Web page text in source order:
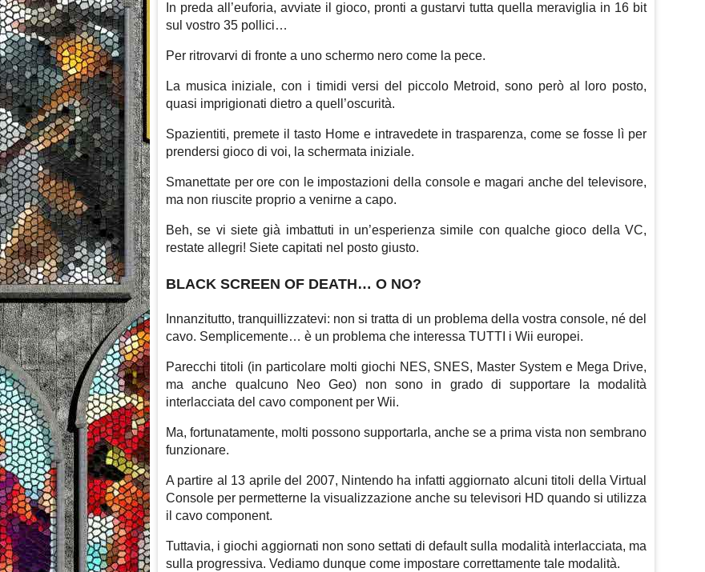
In preda all’euforia, avviate il gioco, pronti a gustarvi tutta quella meraviglia in 16 bit
sul vostro 35 pollici…
Per ritrovarvi di fronte a uno schermo nero come la pece.
La musica iniziale, con i timidi versi del piccolo Metroid, sono però al loro posto,
quasi imprigionati dietro a quell’oscurità.
Spazientiti, premete il tasto Home e intravedete in trasparenza, come se fosse lì per
prendersi gioco di voi, la schermata iniziale.
Smanettate per ore con le impostazioni della console e magari anche del televisore,
ma non riuscite proprio a venirne a capo.
Beh, se vi siete già imbattuti in un’esperienza simile con qualche gioco della VC,
restate allegri! Siete capitati nel posto giusto.
BLACK SCREEN OF DEATH… O NO?
Innanzitutto, tranquillizzatevi: non si tratta di un problema della vostra console, né del
cavo. Semplicemente… è un problema che interessa TUTTI i Wii europei.
Parecchi titoli (in particolare molti giochi NES, SNES, Master System e Mega Drive,
ma anche qualcuno Neo Geo) non sono in grado di supportare la modalità
interlacciata del cavo component per Wii.
Ma, fortunatamente, molti possono supportarla, anche se a prima vista non sembrano
funzionare.
A partire al 13 aprile del 2007, Nintendo ha infatti aggiornato alcuni titoli della Virtual
Console per permetterne la visualizzazione anche su televisori HD quando si utilizza
il cavo component.
Tuttavia, i giochi aggiornati non sono settati di default sulla modalità interlacciata, ma
sulla progressiva. Vediamo dunque come impostare correttamente tale modalità.